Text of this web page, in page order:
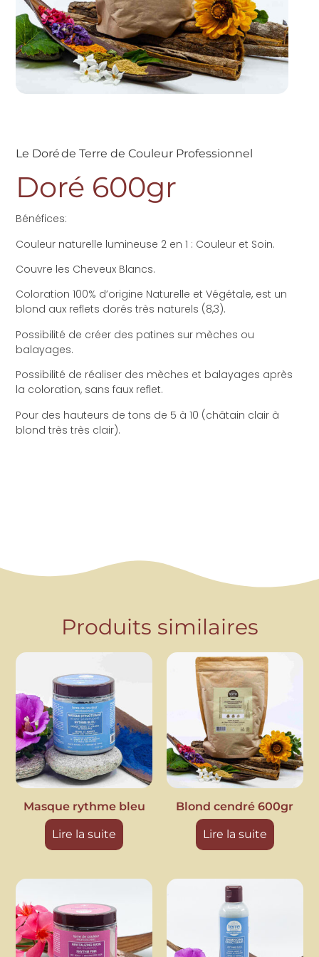
Le Doré de Terre de Couleur Professionnel
Doré 600gr
Bénéfices:
Couleur naturelle lumineuse 2 en 1 : Couleur et Soin.
Couvre les Cheveux Blancs.
Coloration 100% d’origine Naturelle et Végétale, est un
blond aux reflets dorés très naturels (8,3).
Possibilité de créer des patines sur mèches ou
balayages.
Possibilité de réaliser des mèches et balayages après
la coloration, sans faux reflet.
Pour des hauteurs de tons de 5 à 10 (châtain clair à
blond très très clair).
Produits similaires
Masque rythme bleu
Lire la suite
Blond cendré 600gr
Lire la suite